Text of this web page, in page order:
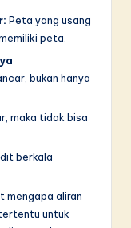
Peta yang usang
peta.
bukan hanya
maka tidak bisa
berkala
mengapa aliran
untuk